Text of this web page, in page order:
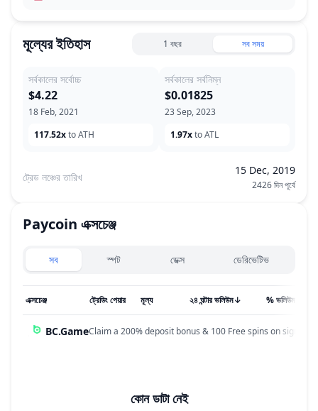
মূল্যের ইতিহাস 1 বছর সব সময়
সর্বকালের সর্বোচ্চ
18 Feb, 2021
$4.22
117.52xto ATH
সর্বকালের সর্বনিম্ন
23 Sep, 2023
$0.01825
1.97xto ATL
ট্রেড লঞ্চের তারিখ
15 Dec, 2019
2426 দিন পূর্বে
Paycoin এক্সচেঞ্জ
সব স্পট ডেক্স ডেরিভেটিভ
এক্সচেঞ্জ ট্রেডিং পেয়ার মূল্য ↓
২৪ ঘন্টার ভলিউম % ভলিউম
BC.GameClaim a 200% deposit bonus & 100 Free spins on sign up!
কোন ডাটা নেই